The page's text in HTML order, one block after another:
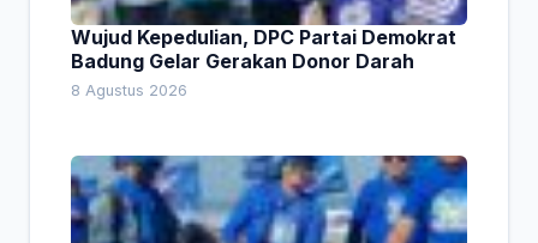
Wujud Kepedulian, DPC Partai Demokrat
Badung Gelar Gerakan Donor Darah
8 Agustus 2026